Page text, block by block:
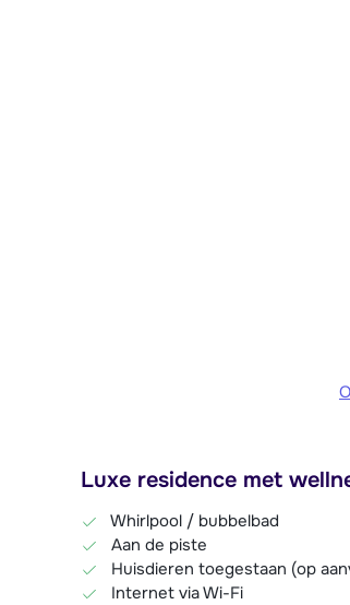
Luxe residence met
Whirlpool / bubbelbad
Aan de piste
Huisdieren toegestaan (op
Internet via Wi-Fi